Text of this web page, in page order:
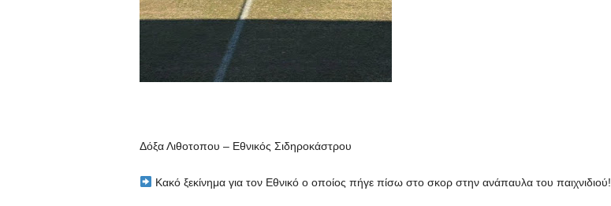
Δόξα Λιθοτοπου – Εθνικός Σιδηροκάστρου
Κακό ξεκίνημα για τον Εθνικό ο οποίος πήγε πίσω στο σκορ στην ανάπαυλα του παιχνιδιού!